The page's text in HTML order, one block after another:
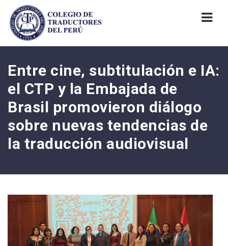
Entre cine, subtitulación e IA:
el CTP y la Embajada de
Brasil promovieron diálogo
sobre nuevas tendencias de
la traducción audiovisual